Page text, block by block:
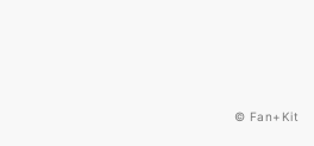
© Fan+Kit